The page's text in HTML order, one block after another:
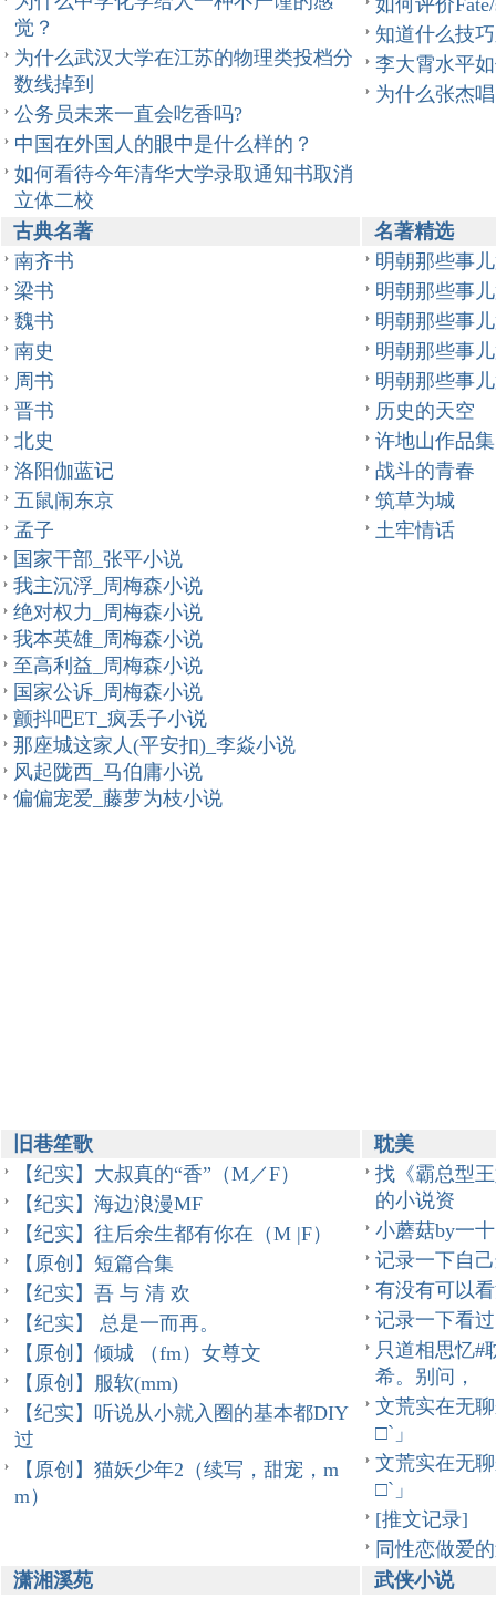
觉？
为什么武汉大学在江苏的物理类投档分
数线掉到
公务员未来一直会吃香吗?
中国在外国人的眼中是什么样的？
如何看待今年清华大学录取通知书取消
立体二校
如何评价
知道什么技
李大霄水平
为什么张杰
古典名著
南齐书
梁书
魏书
南史
周书
晋书
北史
洛阳伽蓝记
五鼠闹东京
孟子
名著精选
明朝那些事
明朝那些事
明朝那些事
明朝那些事
明朝那些事
历史的天空
许地山作品集
战斗的青春
筑草为城
土牢情话
国家干部_张平小说
我主沉浮_周梅森小说
绝对权力_周梅森小说
我本英雄_周梅森小说
至高利益_周梅森小说
国家公诉_周梅森小说
颤抖吧ET_疯丢子小说
那座城这家人(平安扣)_李焱小说
风起陇西_马伯庸小说
偏偏宠爱_藤萝为枝小说
旧巷笙歌
【纪实】大叔真的“香”（M／F）
【纪实】海边浪漫MF
【纪实】往后余生都有你在（M |F）
【原创】短篇合集
【纪实】吾 与 清 欢
【纪实】 总是一而再。
【原创】倾城 （fm）女尊文
【原创】服软(mm)
【纪实】听说从小就入圈的基本都DIY
过
【原创】猫妖少年2（续写，甜宠，m
m）
耽美
找《霸总型
的小说资
小蘑菇by一
记录一下自
有没有可以
记录一下看
只道相思忆#
希。别问，
文荒实在无
□`」
文荒实在无
□`」
[推文记录]
同性恋做爱
潇湘溪苑
武侠小说